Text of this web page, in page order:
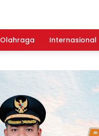
Olahraga Internasional